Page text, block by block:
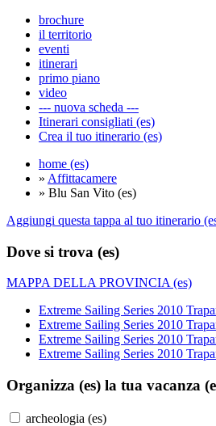
brochure
il territorio
eventi
itinerari
primo piano
video
--- nuova scheda ---
Itinerari consigliati (es)
Crea il tuo itinerario (es)
home (es)
» Affittacamere
» Blu San Vito (es)
Aggiungi questa tappa al tuo itinerario
Dove si trova (es)
MAPPA DELLA PROVINCIA (es)
Extreme Sailing Series 2010
Extreme Sailing Series 2010
Extreme Sailing Series 2010
Extreme Sailing Series 2010
Organizza (es) la tua vacanza
archeologia (es)